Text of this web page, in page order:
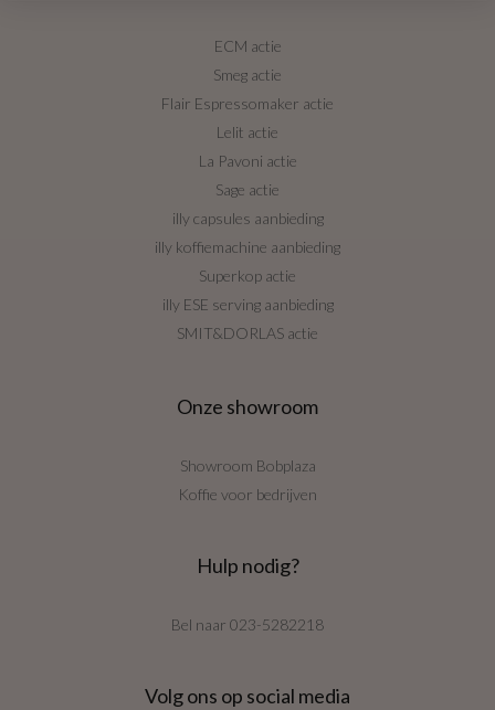
ECM actie
Smeg actie
Flair Espressomaker actie
Lelit actie
La Pavoni actie
Sage actie
illy capsules aanbieding
illy koffiemachine aanbieding
Superkop actie
illy ESE serving aanbieding
SMIT&DORLAS actie
Onze showroom
Showroom Bobplaza
Koffie voor bedrijven
Hulp nodig?
Bel naar 023-5282218
Volg ons op social media